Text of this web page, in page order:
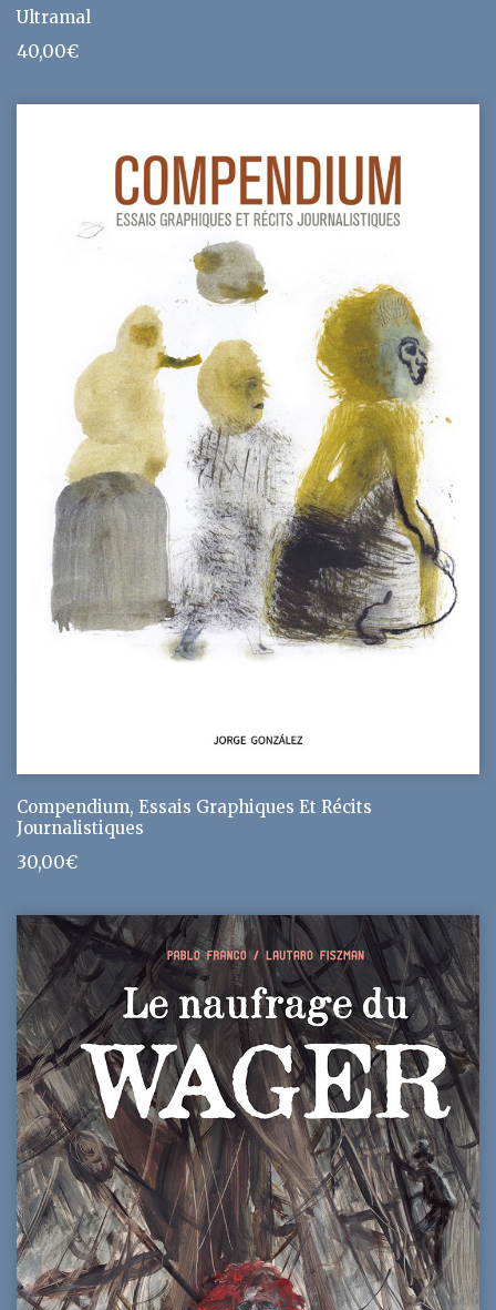
Ultramal
40,00€
Compendium, Essais Graphiques Et Récits
Journalistiques
30,00€